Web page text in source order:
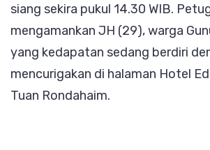
siang sekira pukul 14.30 WIB.
mengamankan JH (29), warga
yang kedapatan sedang berdiri
mencurigakan di halaman Hotel
Tuan Rondahaim.